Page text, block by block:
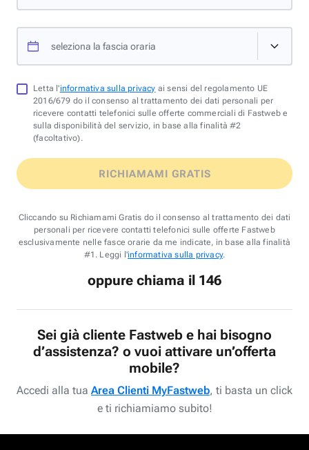
seleziona la fascia oraria
Letta l'informativa sulla privacy ai sensi del regolamento UE
2016/679 do il consenso al trattamento dei dati personali per
ricevere contatti telefonici sulle offerte commerciali di Fastweb e
sulla disponibilità del servizio, in base alla finalità #2
(facoltativo).
RICHIAMAMI GRATIS
Cliccando su Richiamami Gratis do il consenso al trattamento dei dati
personali per ricevere contatti telefonici sulle offerte Fastweb
esclusivamente nelle fasce orarie da me indicate, in base alla finalità
#1. Leggi l'informativa sulla privacy.
oppure chiama il 146
Sei già cliente Fastweb e hai bisogno
d’assistenza? o vuoi attivare un’offerta
mobile?
Accedi alla tua Area Clienti MyFastweb, ti basta un click
e ti richiamiamo subito!